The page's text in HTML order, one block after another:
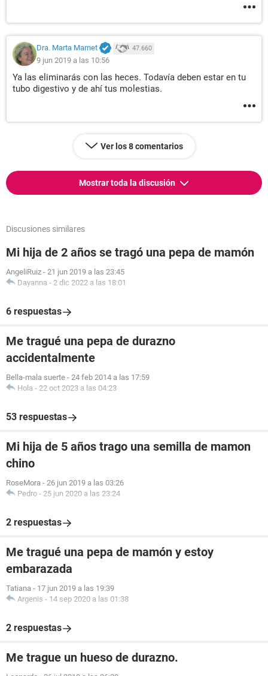
Dra. Marta Marnet 47.660
9 jun 2019 a las 10:56
Ya las eliminarás con las heces. Todavía deben estar en tu
tubo digestivo y de ahí tus molestias.
Ver los 8 comentarios
Mostrar toda la discusión
Discusiones similares
Mi hija de 2 años se tragó una pepa de mamón
AngeliRuiz - 21 jun 2019 a las 23:45
Dayanna - 2 dic 2022 a las 18:01
6 respuestas
Me tragué una pepa de durazno
accidentalmente
Bella-mala suerte - 24 feb 2014 a las 17:59
Hola - 22 oct 2023 a las 04:23
53 respuestas
Mi hija de 5 años trago una semilla de mamon
chino
RoseMora - 26 jun 2019 a las 03:26
Pedro - 25 jun 2020 a las 23:24
2 respuestas
Me tragué una pepa de mamón y estoy
embarazada
Tatiana - 17 jun 2019 a las 19:39
Argenis - 14 sep 2020 a las 01:38
2 respuestas
Me trague un hueso de durazno.